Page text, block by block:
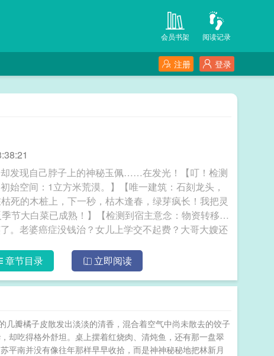
阅读记录
会员书架
登录
注册
发现自己脖子上的神秘玉佩……在发光！【叮！检测
始空间：1立方米荒漠。】【唯一建筑：石刻龙头，
死的木桩上，下一秒，枯木逢春，绿芽疯长！我把灵
大白菜已成熟！】【检测到宿主意念：物资转移成
。老婆癌症没钱治？女儿上学交不起费？大哥大嫂还
章节目录 立即阅读
瓣橘子皮散发出淡淡的清香，混合着空气中尚未散去的饺子
却吃得格外舒坦。桌上摆着红烧肉、清炖鱼，还有那一盘翠
平南并没有像往年那样早早收拾，而是神神秘秘地把林新月